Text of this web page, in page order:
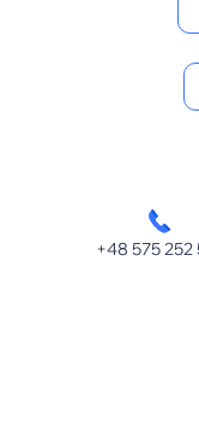
+48 575 252